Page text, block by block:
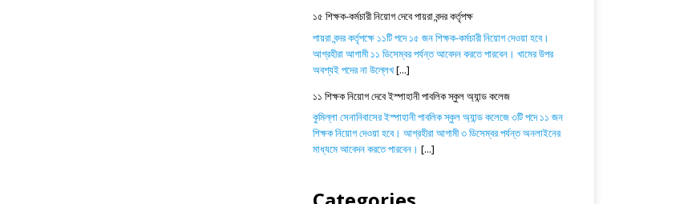
১৫ শিক্ষক-কর্মচারী নিয়োগ দেবে পায়রা বন্দর কর্তৃপক্ষ
পায়রা বন্দর কর্তৃপক্ষে ১১টি পদে ১৫ জন শিক্ষক-কর্মচারী নিয়োগ দেওয়া হবে।
আগ্রহীরা আগামী ১১ ডিসেম্বর পর্যন্ত আবেদন করতে পারবেন। খামের উপর
অবশ্যই পদের না উল্লেখ[...]
১১ শিক্ষক নিয়োগ দেবে ইস্পাহানী পাবলিক স্কুল অ্যান্ড কলেজ
কুমিল্লা সেনানিবাসের ইস্পাহানী পাবলিক স্কুল অ্যান্ড কলেজে ৩টি পদে ১১ জন
শিক্ষক নিয়োগ দেওয়া হবে। আগ্রহীরা আগামী ৩ ডিসেম্বর পর্যন্ত অনলাইনের
মাধ্যমে আবেদন করতে পারবেন। [...]